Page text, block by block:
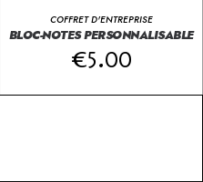
COFFRET D'ENTREPRISE
BLOC-NOTES PERSONNALISABLE
€5.00